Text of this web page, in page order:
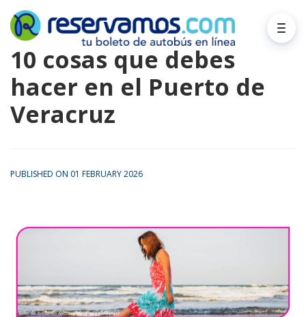
10 cosas que debes
hacer en el Puerto de
Veracruz
PUBLISHED ON 01 FEBRUARY 2026